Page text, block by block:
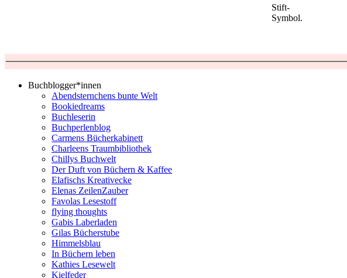
Buchblogger*innen
Abendsternchens bunte Welt
Bookiedreams
Buchleserin
Buchperlenblog
Carmens Bücherkabinett
Charleens Traumbibliothek
Chillys Buchwelt
Der Duft von Büchern & Kaffee
Elafischs Kreativecke
Elenas ZeilenZauber
Favolas Lesestoff
flying thoughts
Gabis Laberladen
Gilas Bücherstube
Himmelsblau
In Büchern leben
Kathies Lesewelt
Kielfeder